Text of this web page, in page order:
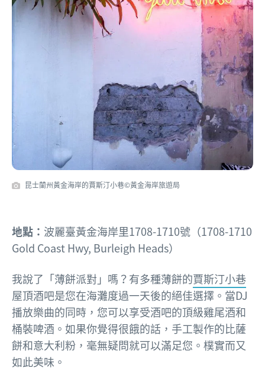
昆士蘭州黃金海岸的賈斯汀小巷©黃金海岸旅遊局
地點： 波麗臺黃金海岸里1708-1710號（1708-1710
Gold Coast Hwy, Burleigh Heads）
我說了「薄餅派對」嗎？有多種薄餅的賈斯汀小巷
屋頂酒吧是您在海灘度過一天後的絕佳選擇。當DJ
播放樂曲的同時，您可以享受酒吧的頂級雞尾酒和
桶裝啤酒。如果你覺得很餓的話，手工製作的比薩
餅和意大利粉，毫無疑問就可以滿足您。樸實而又
如此美味。